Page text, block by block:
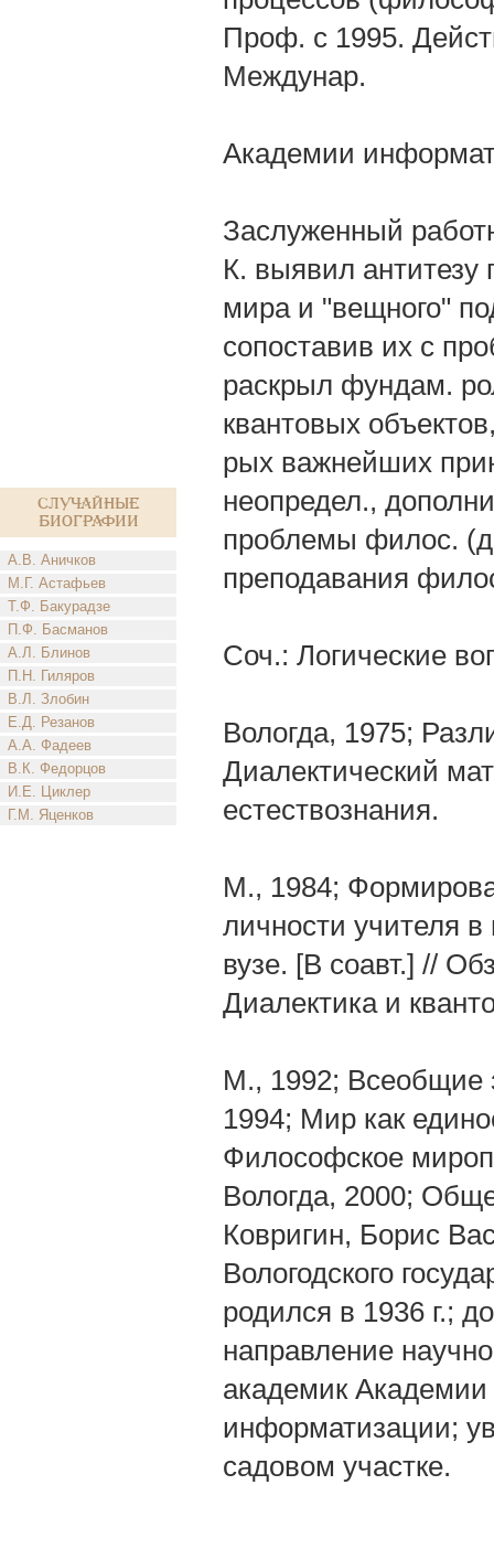
Случайные
биографии
А.В. Аничков
М.Г. Астафьев
Т.Ф. Бакурадзе
П.Ф. Басманов
А.Л. Блинов
П.Н. Гиляров
В.Л. Злобин
Е.Д. Резанов
А.А. Фадеев
В.К. Федорцов
И.Е. Циклер
Г.М. Яценков
Проф. с 1995.
Междунар.
Академии
Заслуженный
К. выявил антитезу
мира и "вещного"
сопоставив их с
раскрыл фундам.
квантовых
рых важнейших
неопредел.,
проблемы филос.
преподавания
Соч.: Логические
Вологда, 1975;
Диалектический
естествознания.
М., 1984;
личности учителя
вузе. [В соавт.] //
Диалектика и
М., 1992; Всеобщие
1994; Мир как
Философское
Вологда, 2000;
Ковригин, Борис
Вологодского
родился в 1936 г.;
направление
академик
информатизации;
садовом участке.